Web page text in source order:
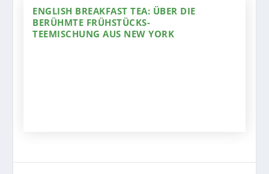
ENGLISH BREAKFAST TEA: ÜBER DIE
BERÜHMTE FRÜHSTÜCKS-
TEEMISCHUNG AUS NEW YORK